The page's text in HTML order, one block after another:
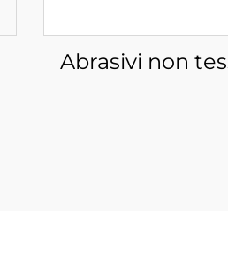
Abrasivi non